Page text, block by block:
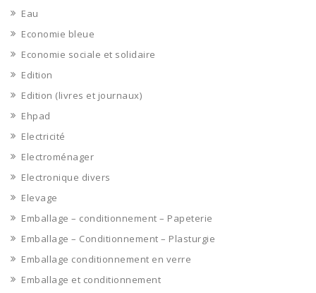
Eau
Economie bleue
Economie sociale et solidaire
Edition
Edition (livres et journaux)
Ehpad
Electricité
Electroménager
Electronique divers
Elevage
Emballage – conditionnement – Papeterie
Emballage – Conditionnement – Plasturgie
Emballage conditionnement en verre
Emballage et conditionnement